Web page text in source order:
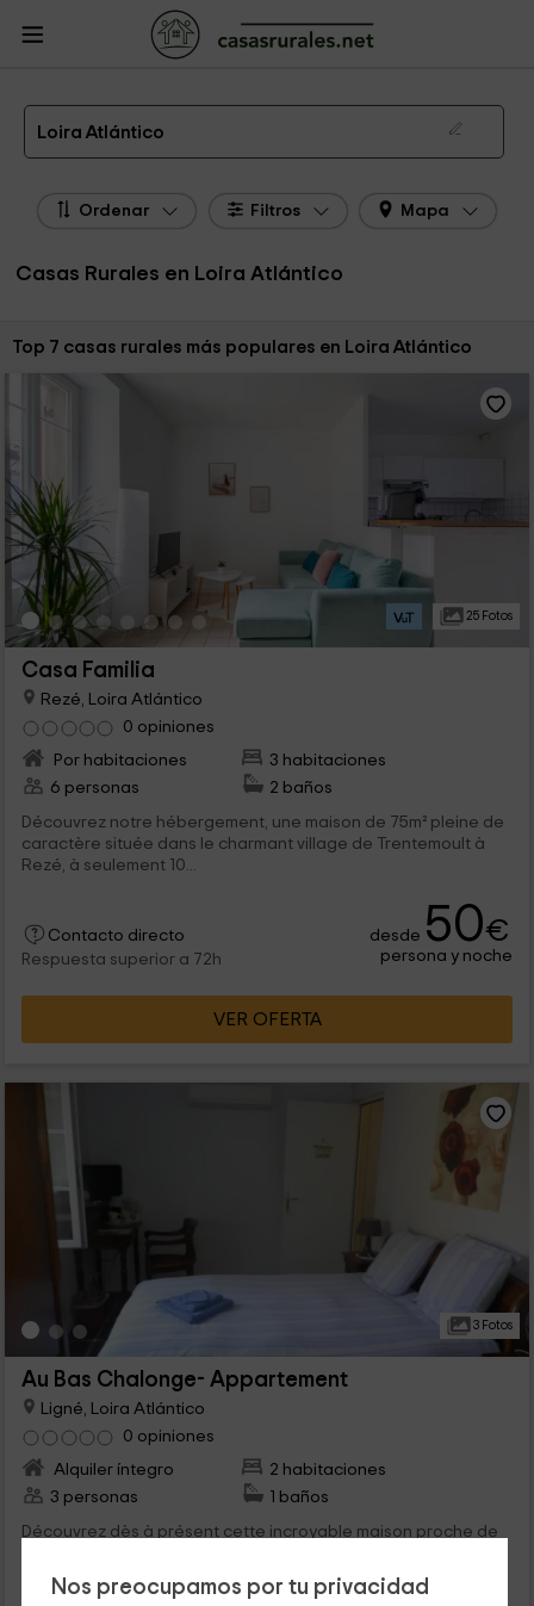
Nos preocupamos por tu privacidad
Casas Rurales Francia
Casas Rurales Loira Atlántico
Las 7 mejores casas rurales en Loira Atlántico de 2026
Loira Atlántico
Ordenar Filtros Mapa
Casas Rurales en Loira Atlántico
Ordenar por:
Top 7 casas rurales más populares en Loira Atlántico
25 Fotos
Casa Familia
Rezé, Loira Atlántico
0 opiniones
Por habitaciones
3 habitaciones
6 personas
2 baños
Découvrez notre hébergement, une maison de 75m² pleine de
caractère située dans le charmant village de Trentemoult à
Rezé, à seulement 10...
Contacto directo
Respuesta superior a 72h
desde 50€
persona y noche
VER OFERTA
3 Fotos
Au Bas Chalonge- Appartement
Ligné, Loira Atlántico
0 opiniones
Alquiler íntegro
2 habitaciones
3 personas
1 baños
Découvrez dès à présent cette incroyable maison proche de
passer des vacances inoubliables en famille...